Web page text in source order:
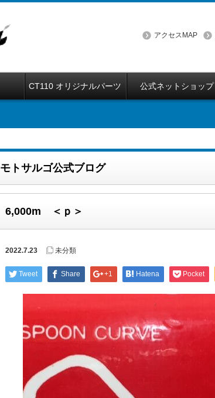
アクセスMAP
CT110 オリジナルパーツ 公式ネットショップ
モトサルゴ公式ブログ
6,000m ＜ｐ＞
2022.7.23 未分類
Tweet Share +1 Hatena Pocket